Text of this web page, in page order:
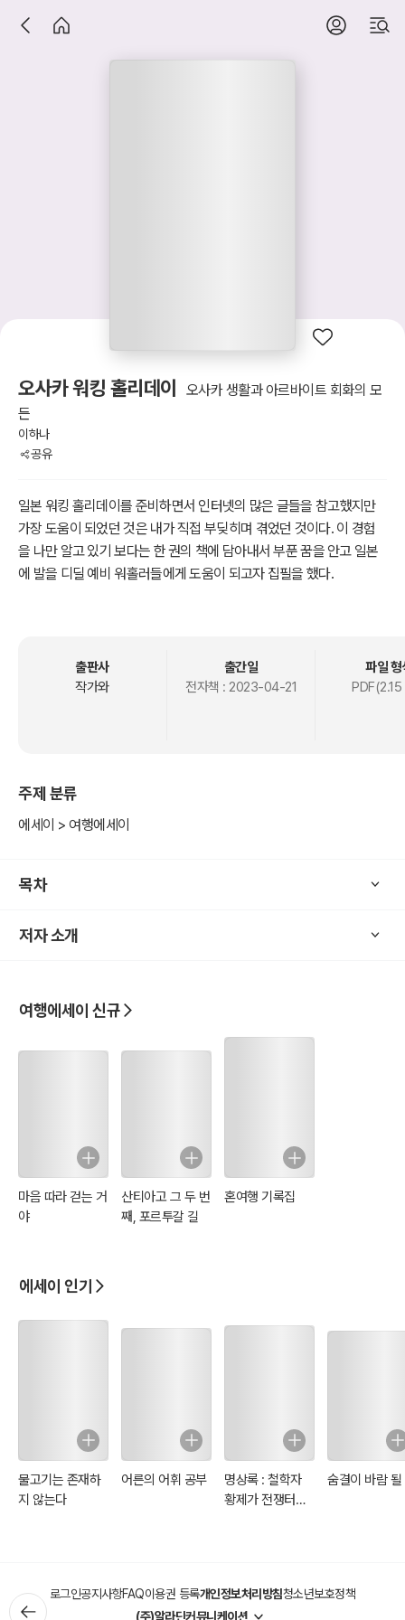
오사카 워킹 홀리데이
오사카 생활과 아르바이트 회화의 모
든
이하나
공유
일본 워킹 홀리데이를 준비하면서 인터넷의 많은 글들을 참고했지만
가장 도움이 되었던 것은 내가 직접 부딪히며 겪었던 것이다. 이 경험
을 나만 알고 있기 보다는 한 권의 책에 담아내서 부푼 꿈을 안고 일본
에 발을 디딜 예비 워홀러들에게 도움이 되고자 집필을 했다.
출판사
작가와
출간일
전자책 : 2023-04-21
파일 형
PDF(2.15
주제 분류
에세이 > 여행에세이
목차
저자 소개
여행에세이 신규
마음 따라 걷는 거
야
산티아고 그 두 번
째, 포르투갈 길
혼여행 기록집
에세이 인기
물고기는 존재하
지 않는다
어른의 어휘 공부
명상록 : 철학자
황제가 전쟁터에
숨결이 바람 될
로그인공지사항FAQ이용권 등록개인정보처리방침청소년보호정책
(주)알라딘커뮤니케이션